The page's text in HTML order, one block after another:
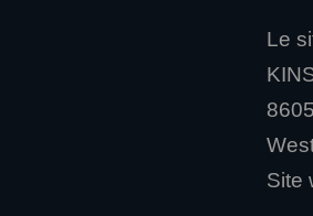
Le
Site